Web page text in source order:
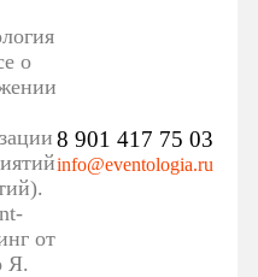
о
от
Я.
8 901 417 75 03
info@eventologia.ru